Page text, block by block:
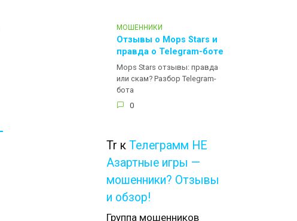
МОШЕННИКИ
Отзывы о Mops Stars и
правда о Telegram-боте
Mops Stars отзывы: правда
или скам? Разбор Telegram-
бота
0
Tr кТелеграмм НЕ
Азартные игры —
мошенники? Отзывы
и обзор!
Группа мошенников